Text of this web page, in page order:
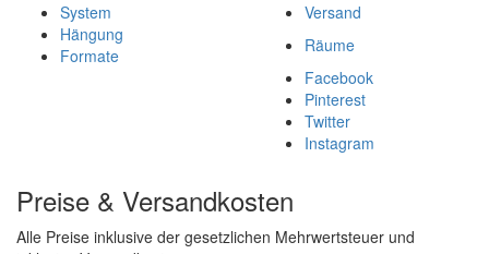
System
Hängung
Formate
Versand
Räume
Facebook
Pinterest
Twitter
Instagram
Preise & Versandkosten
Alle Preise inklusive der gesetzlichen Mehrwertsteuer und